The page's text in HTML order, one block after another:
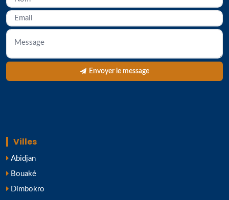
Envoyer le message
Villes
Abidjan
Bouaké
Dimbokro